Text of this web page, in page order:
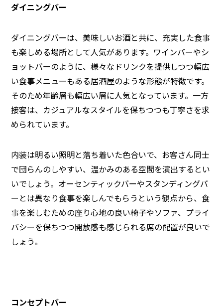
ダイニングバー
ダイニングバーは、美味しいお酒と共に、充実した食事
も楽しめる場所として人気があります。ワインバーやシ
ョットバーのように、様々なドリンクを提供しつつ幅広
い食事メニューもある居酒屋のような形態が特徴です。
そのため年齢層も幅広い層に人気となっています。一方
接客は、カジュアルなスタイルを保ちつつも丁寧さを求
められています。
内装は明るい照明と落ち着いた色合いで、お客さん同士
で団らんのしやすい、温かみのある空間を演出するとい
いでしょう。オーセンティックバーやスタンディングバ
ーとは異なり食事を楽しんでもらうという観点から、食
事を楽しむための座り心地の良い椅子やソファ、プライ
バシーを保ちつつ開放感も感じられる席の配置が良いで
しょう。
コンセプトバー